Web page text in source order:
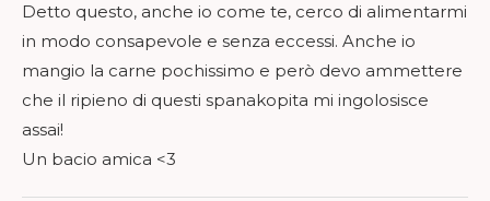
Detto questo, anche io come te, cerco di alimentarmi
in modo consapevole e senza eccessi. Anche io
mangio la carne pochissimo e però devo ammettere
che il ripieno di questi spanakopita mi ingolosisce
assai!
Un bacio amica <3